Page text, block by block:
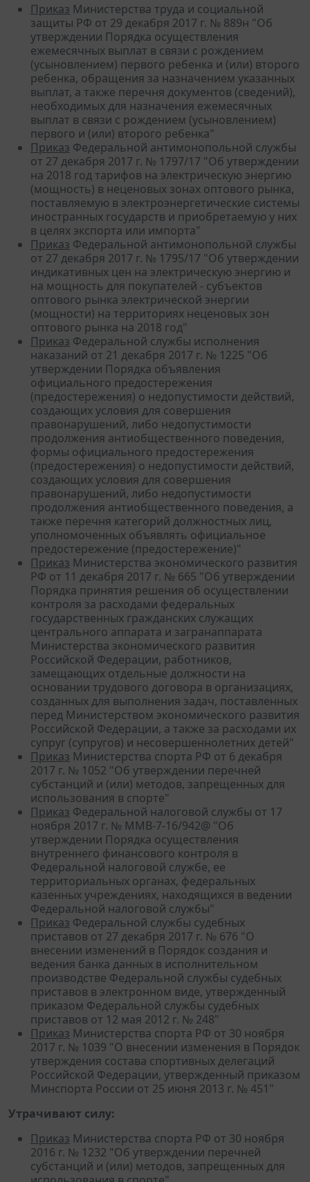
Приказ Министерства труда и социальной
защиты РФ от 29 декабря 2017 г. № 889н "Об
утверждении Порядка осуществления
ежемесячных выплат в связи с рождением
(усыновлением) первого ребенка и (или) второго
ребенка, обращения за назначением указанных
выплат, а также перечня документов (сведений),
необходимых для назначения ежемесячных
выплат в связи с рождением (усыновлением)
первого и (или) второго ребенка"
Приказ Федеральной антимонопольной службы
от 27 декабря 2017 г. № 1797/17 "Об утверждении
на 2018 год тарифов на электрическую энергию
(мощность) в неценовых зонах оптового рынка,
поставляемую в электроэнергетические системы
иностранных государств и приобретаемую у них
в целях экспорта или импорта"
Приказ Федеральной антимонопольной службы
от 27 декабря 2017 г. № 1795/17 "Об утверждении
индикативных цен на электрическую энергию и
на мощность для покупателей - субъектов
оптового рынка электрической энергии
(мощности) на территориях неценовых зон
оптового рынка на 2018 год"
Приказ Федеральной службы исполнения
наказаний от 21 декабря 2017 г. № 1225 "Об
утверждении Порядка объявления
официального предостережения
(предостережения) о недопустимости действий,
создающих условия для совершения
правонарушений, либо недопустимости
продолжения антиобщественного поведения,
формы официального предостережения
(предостережения) о недопустимости действий,
создающих условия для совершения
правонарушений, либо недопустимости
продолжения антиобщественного поведения, а
также перечня категорий должностных лиц,
уполномоченных объявлять официальное
предостережение (предостережение)"
Приказ Министерства экономического развития
РФ от 11 декабря 2017 г. № 665 "Об утверждении
Порядка принятия решения об осуществлении
контроля за расходами федеральных
государственных гражданских служащих
центрального аппарата и загранаппарата
Министерства экономического развития
Российской Федерации, работников,
замещающих отдельные должности на
основании трудового договора в организациях,
созданных для выполнения задач, поставленных
перед Министерством экономического развития
Российской Федерации, а также за расходами их
супруг (супругов) и несовершеннолетних детей"
Приказ Министерства спорта РФ от 6 декабря
2017 г. № 1052 "Об утверждении перечней
субстанций и (или) методов, запрещенных для
использования в спорте"
Приказ Федеральной налоговой службы от 17
ноября 2017 г. № ММВ-7-16/942@ "Об
утверждении Порядка осуществления
внутреннего финансового контроля в
Федеральной налоговой службе, ее
территориальных органах, федеральных
казенных учреждениях, находящихся в ведении
Федеральной налоговой службы"
Приказ Федеральной службы судебных
приставов от 27 декабря 2017 г. № 676 "О
внесении изменений в Порядок создания и
ведения банка данных в исполнительном
производстве Федеральной службы судебных
приставов в электронном виде, утвержденный
приказом Федеральной службы судебных
приставов от 12 мая 2012 г. № 248"
Приказ Министерства спорта РФ от 30 ноября
2017 г. № 1039 "О внесении изменения в Порядок
утверждения состава спортивных делегаций
Российской Федерации, утвержденный приказом
Минспорта России от 25 июня 2013 г. № 451"
Утрачивают силу:
Приказ Министерства спорта РФ от 30 ноября
2016 г. № 1232 "Об утверждении перечней
субстанций и (или) методов, запрещенных для